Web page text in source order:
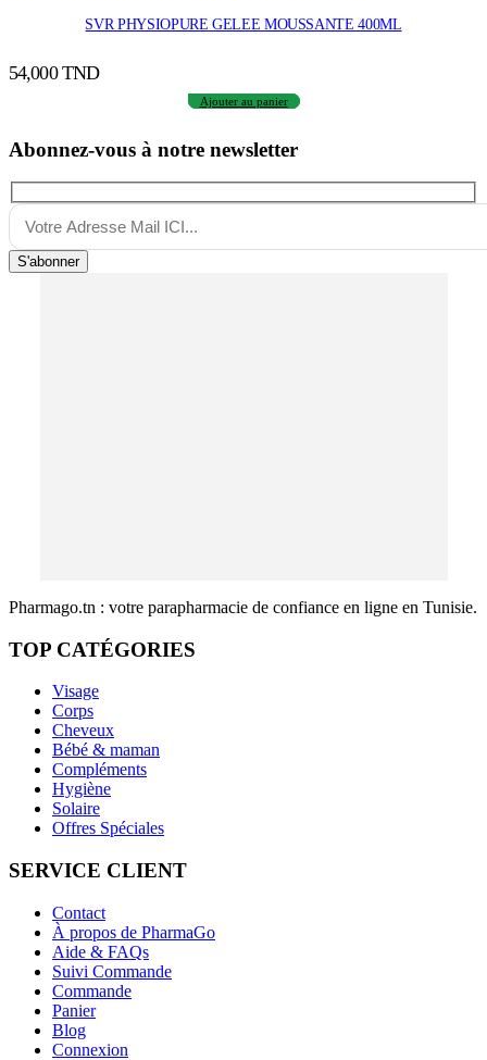
SVR PHYSIOPURE GELEE MOUSSANTE 400ML
54,000TND
Ajouter au panier
Abonnez-vous à notre newsletter
S'abonner
Pharmago.tn : votre parapharmacie de confiance en ligne en Tunisie.
TOP CATÉGORIES
Visage
Corps
Cheveux
Bébé & maman
Compléments
Hygiène
Solaire
Offres Spéciales
SERVICE CLIENT
Contact
À propos de PharmaGo
Aide & FAQs
Suivi Commande
Commande
Panier
Blog
Connexion